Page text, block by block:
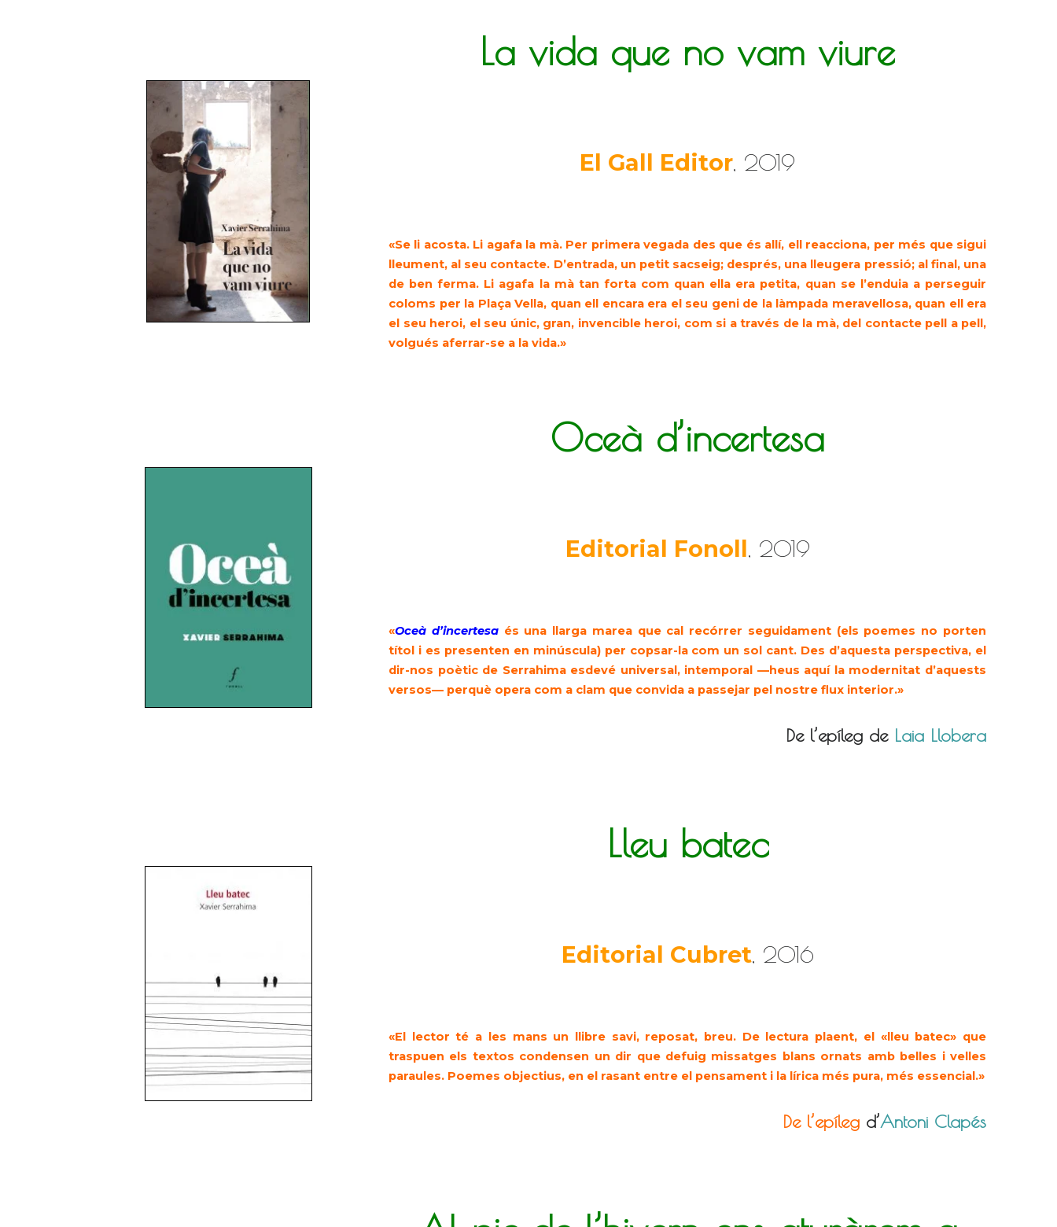
La vida que no vam viure
El Gall Editor, 2019
«Se li acosta. Li agafa la mà. Per primera vegada des que és allí, ell reacciona, per més que sigui
lleument, al seu contacte. D’entrada, un petit sacseig; després, una lleu­gera pressió; al final, una
de ben ferma. Li agafa la mà tan forta com quan ella era petita, quan se l’enduia a perseguir
coloms per la Plaça Vella, quan ell encara era el seu geni de la làmpada meravellosa, quan ell era
el seu heroi, el seu únic, gran, invencible heroi, com si a través de la mà, del contacte pell a pell,
volgués afer­rar-se a la vida.»
Oceà d’incertesa
Editorial Fonoll, 2019
«Oceà d’incertesaés una llarga marea que cal recórrer seguidament (els poemes no porten
títol i es presenten en minúscula) per copsar-la com un sol cant. Des d’aquesta perspectiva, el
dir-nos poètic de Serrahima esdevé universal, intemporal —heus aquí la modernitat d’aquests
versos— perquè opera com a clam que convida a passejar pel nostre flux interior.»
De l’epíleg de Laia Llobera
Lleu batec
Editorial Cubret, 2016
«El lector té a les mans un llibre savi, reposat, breu. De lectura plaent, el «lleu batec» que
traspuen els textos condensen un dir que defuig missatges blans ornats amb belles i velles
paraules. Poemes objectius, en el rasant entre el pensament i la lírica més pura, més essencial.»
De l’epíleg d’Antoni Clapés